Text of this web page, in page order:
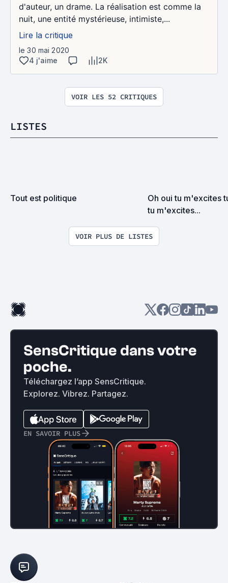
d'auteur, un drame. La réalisation est comme la
nuit, une entité mystérieuse, intimiste,...
Lire la critique
le 30 mai 2020
4 j'aime
2K
VOIR LES 52 CRITIQUES
LISTES
Tout est politique
Oh oui tu m'excites
tu m'excites...
VOIR PLUS DE LISTES
SensCritique dans votre
poche.
Téléchargez l’app SensCritique.
Explorez. Vibrez. Partagez.
EN SAVOIR PLUS